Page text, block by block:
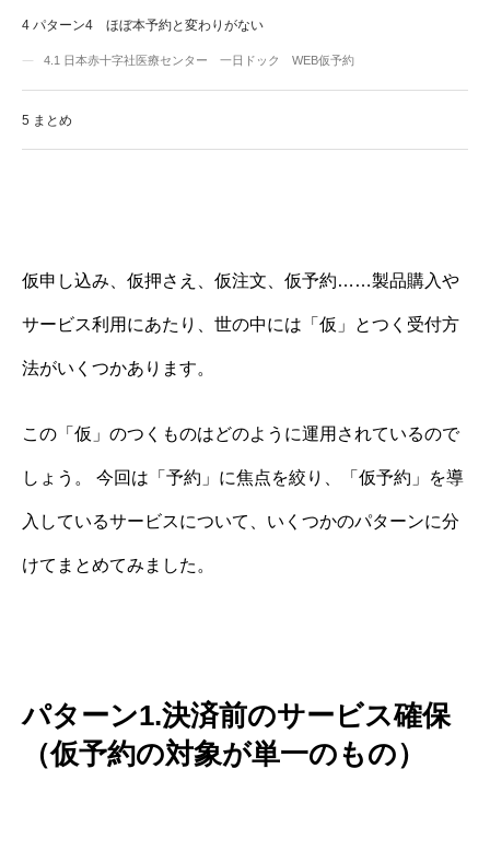
4 パターン4 ほぼ本予約と変わりがない
4.1 日本赤十字社医療センター 一日ドック WEB仮予約
5 まとめ
仮申し込み、仮押さえ、仮注文、仮予約……製品購入や
サービス利用にあたり、世の中には「仮」とつく受付方
法がいくつかあります。
この「仮」のつくものはどのように運用されているので
しょう。 今回は「予約」に焦点を絞り、「仮予約」を導
入しているサービスについて、いくつかのパターンに分
けてまとめてみました。
パターン1.決済前のサービス確保
（仮予約の対象が単一のもの）